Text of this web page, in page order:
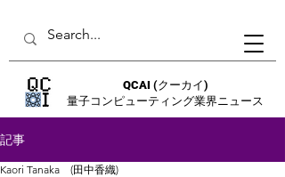
QCAI (クーカイ)
量子コンピューティング業界ニュース
記事
Kaori Tanaka (田中香織)